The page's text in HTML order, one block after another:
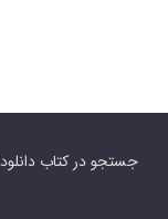
SEARCH جستجو در کتاب دانلود